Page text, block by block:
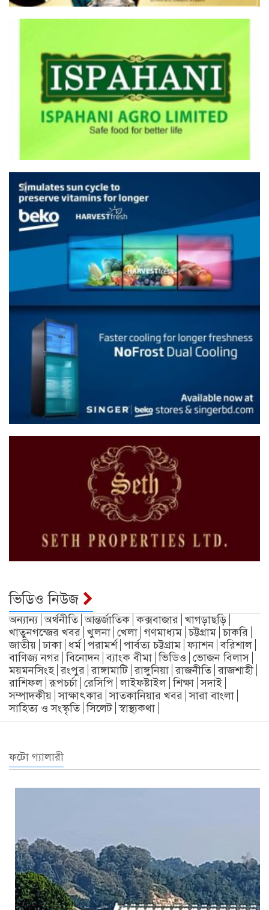
ভিডিও নিউজ
অন্যান্য অর্থনীতি আন্তর্জাতিক কক্সবাজার খাগড়াছড়ি
খাতুনগন্জের খবর খুলনা খেলা গণমাধ্যম চট্টগ্রাম চাকরি
জাতীয় ঢাকা ধর্ম পরামর্শ পার্বত্য চট্টগ্রাম ফ্যাশন বরিশাল
বাণিজ্য নগর বিনোদন ব্যাংক বীমা ভিডিও ভোজন বিলাস
ময়মনসিংহ রংপুর রাঙ্গামাটি রাঙ্গুনিয়া রাজনীতি রাজশাহী
রাশিফল রূপচর্চা রেসিপি লাইফষ্টাইল শিক্ষা সদাই
সম্পাদকীয় সাক্ষাৎকার সাতকানিয়ার খবর সারা বাংলা
সাহিত্য ও সংস্কৃতি সিলেট স্বাস্থ্যকথা
ফটো গ্যালারী